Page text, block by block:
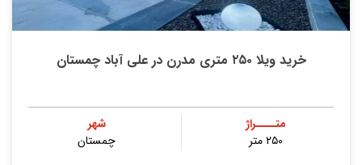
خرید ویلا ۲۵۰ متری مدرن در علی آباد چمستان
متــــراژ
۲۵۰ متر
شهر
چمستان